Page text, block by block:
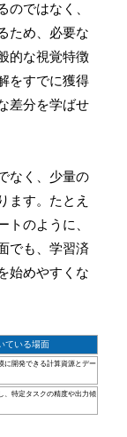
のではなく、
ため、必要な
的な視覚特徴
をすでに獲得
差分を学ばせ
なく、少量の
ます。たとえ
トのように、
でも、学習済
始めやすくな
ている場面
に開発できる計算資源とデー
、特定タスクの精度や出力傾